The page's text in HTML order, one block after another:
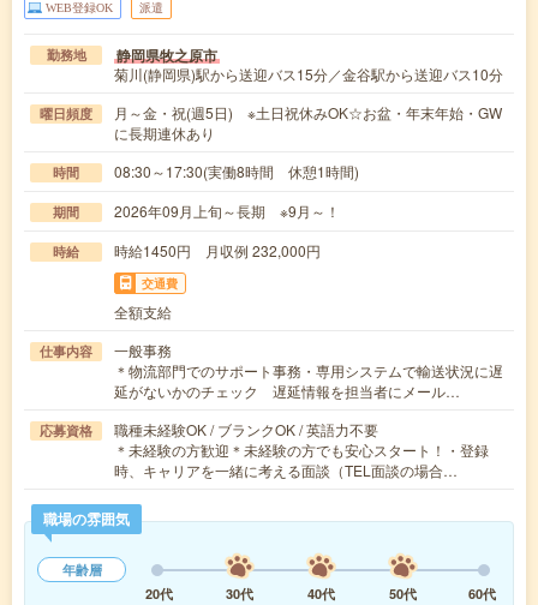
WEB登録OK 派遣
勤務地 静岡県牧之原市
菊川(静岡県)駅から送迎バス15分／金谷駅から送迎バス10分
曜日頻度
月～金・祝(週5日) ※土日祝休みOK☆お盆・年末年始・GW
に長期連休あり
時間 08:30～17:30(実働8時間 休憩1時間)
期間 2026年09月上旬～長期 ※9月～！
時給 時給1450円 月収例 232,000円
交通費
全額支給
仕事内容
一般事務
＊物流部門でのサポート事務・専用システムで輸送状況に遅
延がないかのチェック 遅延情報を担当者にメール…
応募資格
職種未経験OK / ブランクOK / 英語力不要
＊未経験の方歓迎＊未経験の方でも安心スタート！・登録
時、キャリアを一緒に考える面談（TEL面談の場合…
職場の雰囲気
年齢層
20代
30代 40代 50代
60代